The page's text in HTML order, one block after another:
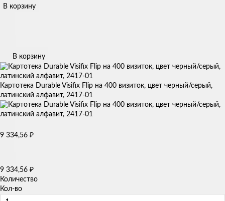
В корзину
В корзину
Картотека Durable Visifix Flip на 400 визиток, цвет черный/серый,
латинский алфавит, 2417-01
9 334,56 ₽
9 334,56 ₽
Количество
Кол-во